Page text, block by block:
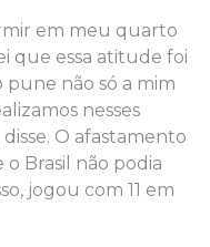
em meu quarto
que essa atitude foi
pune não só a mim
nesses
disse. O afastamento
Brasil não podia
jogou com 11 em